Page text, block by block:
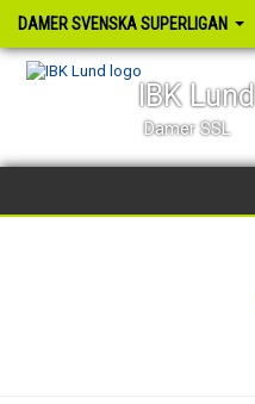
DAMER SVENSKA SUPERLIGAN
IBK Lund
Damer SSL